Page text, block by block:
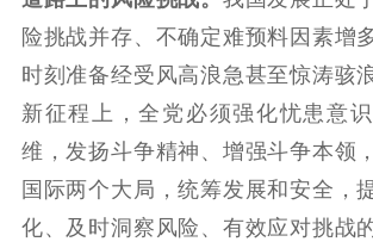
险挑战并存、不确定难预料因素增
时刻准备经受风高浪急甚至惊涛骇
新征程上，全党必须强化忧患意
维，发扬斗争精神、增强斗争本领
国际两个大局，统筹发展和安全，
化、及时洞察风险、有效应对挑战